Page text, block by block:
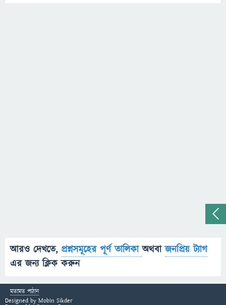
আরও দেখতে, প্রশ্নসমূহের পূর্ণ তালিকাঅথবাজনপ্রিয় ট্যাগ
এর জন্য ক্লিক করুন
মতামত পাঠান
Designed by Mobin Sikder